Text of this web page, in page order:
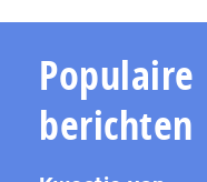
Populaire
berichten